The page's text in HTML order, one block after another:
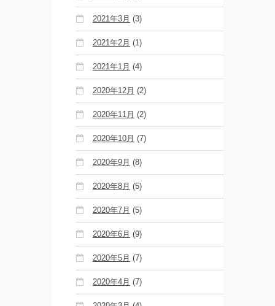
2021年3月 (3)
2021年2月 (1)
2021年1月 (4)
2020年12月 (2)
2020年11月 (2)
2020年10月 (7)
2020年9月 (8)
2020年8月 (5)
2020年7月 (5)
2020年6月 (9)
2020年5月 (7)
2020年4月 (7)